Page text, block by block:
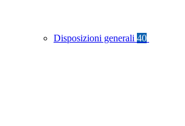
Disposizioni generali 40